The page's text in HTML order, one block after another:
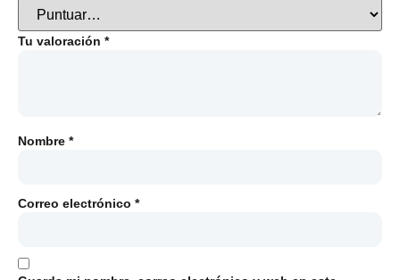
Tu valoración *
Nombre *
Correo electrónico *